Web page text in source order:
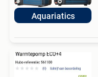
Aquariatics